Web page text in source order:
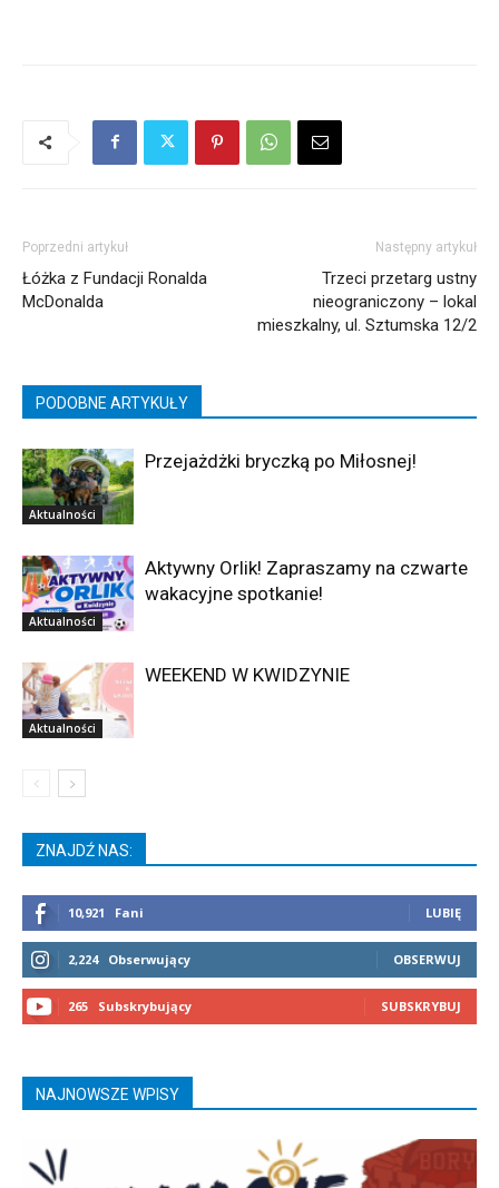
Poprzedni artykuł
Łóżka z Fundacji Ronalda
McDonalda
Następny artykuł
Trzeci przetarg ustny
nieograniczony – lokal
mieszkalny, ul. Sztumska 12/2
PODOBNE ARTYKUŁY
Aktualności
Przejażdżki bryczką po Miłosnej!
Aktualności
Aktywny Orlik! Zapraszamy na czwarte
wakacyjne spotkanie!
Aktualności
WEEKEND W KWIDZYNIE
ZNAJDŹ NAS:
10,921 Fani LUBIĘ
2,224 Obserwujący OBSERWUJ
265 Subskrybujący SUBSKRYBUJ
NAJNOWSZE WPISY